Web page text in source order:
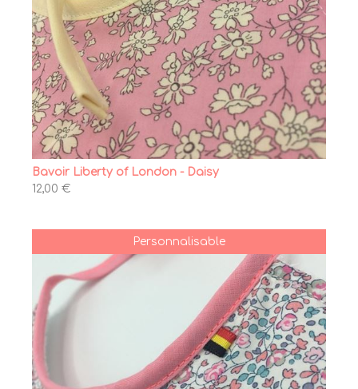
Bavoir Liberty of London - Daisy
12,00 €
Personnalisable